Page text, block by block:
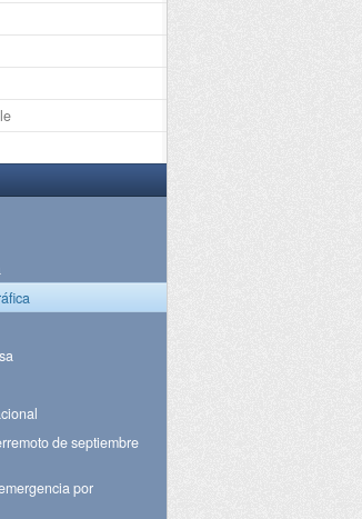
de septiembre
por